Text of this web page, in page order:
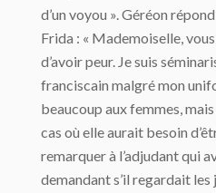
d’un voyou ». Géréon
Frida : « Mademoiselle, vous
d’avoir peur. Je suis
franciscain malgré mon
beaucoup aux femmes,
cas où elle aurait besoin
remarquer à l’adjudant qui
demandant s’il regardait les